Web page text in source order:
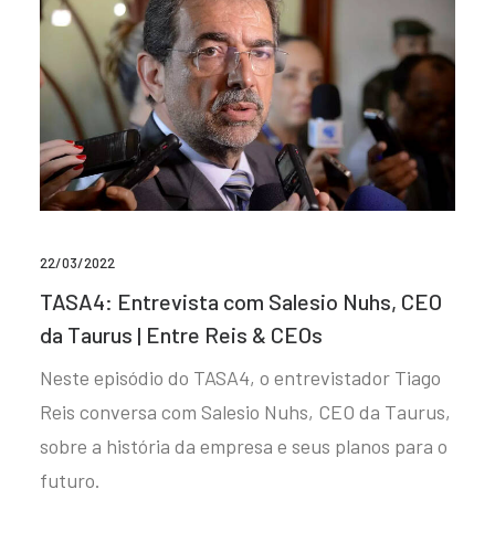
22/03/2022
TASA4: Entrevista com Salesio Nuhs, CEO
da Taurus | Entre Reis & CEOs
Neste episódio do TASA4, o entrevistador Tiago
Reis conversa com Salesio Nuhs, CEO da Taurus,
sobre a história da empresa e seus planos para o
futuro.